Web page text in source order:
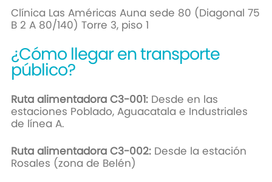
Clínica Las Américas Auna sede 80 (Diagonal 75
B 2 A 80/140) Torre 3, piso 1
¿Cómo llegar en transporte
público?
Ruta alimentadora C3-001:Desde en las
estaciones Poblado, Aguacatala e Industriales
de línea A.
Ruta alimentadora C3-002:Desde la estación
Rosales (zona de Belén)